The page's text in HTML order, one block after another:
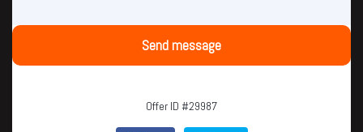
Send message
Offer ID #29987